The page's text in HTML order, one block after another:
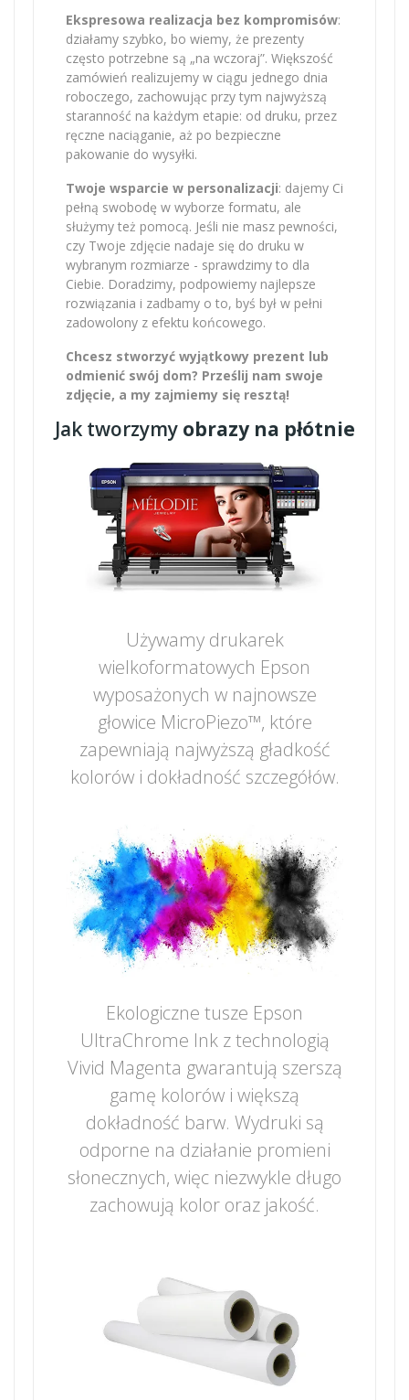
Ekspresowa realizacja bez kompromisów:
działamy szybko, bo wiemy, że prezenty
często potrzebne są „na wczoraj”. Większość
zamówień realizujemy w ciągu jednego dnia
roboczego, zachowując przy tym najwyższą
staranność na każdym etapie: od druku, przez
ręczne naciąganie, aż po bezpieczne
pakowanie do wysyłki.
Twoje wsparcie w personalizacji: dajemy Ci
pełną swobodę w wyborze formatu, ale
służymy też pomocą. Jeśli nie masz pewności,
czy Twoje zdjęcie nadaje się do druku w
wybranym rozmiarze - sprawdzimy to dla
Ciebie. Doradzimy, podpowiemy najlepsze
rozwiązania i zadbamy o to, byś był w pełni
zadowolony z efektu końcowego.
Chcesz stworzyć wyjątkowy prezent lub
odmienić swój dom? Prześlij nam swoje
zdjęcie, a my zajmiemy się resztą!
Jak tworzymyobrazy na płótnie
Używamy drukarek
wielkoformatowych Epson
wyposażonych w najnowsze
głowice MicroPiezo™, które
zapewniają najwyższą gładkość
kolorów i dokładność szczegółów.
Ekologiczne tusze Epson
UltraChrome Ink z technologią
Vivid Magenta gwarantują szerszą
gamę kolorów i większą
dokładność barw. Wydruki są
odporne na działanie promieni
słonecznych, więc niezwykle długo
zachowują kolor oraz jakość.